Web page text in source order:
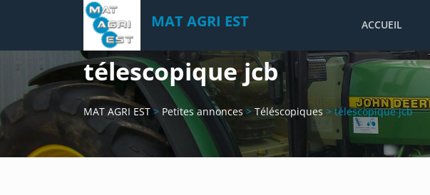
content
MAT AGRI EST ACCUEIL
télescopique jcb
MAT AGRI EST> Petites annonces > Téléscopiques > télescopique jcb